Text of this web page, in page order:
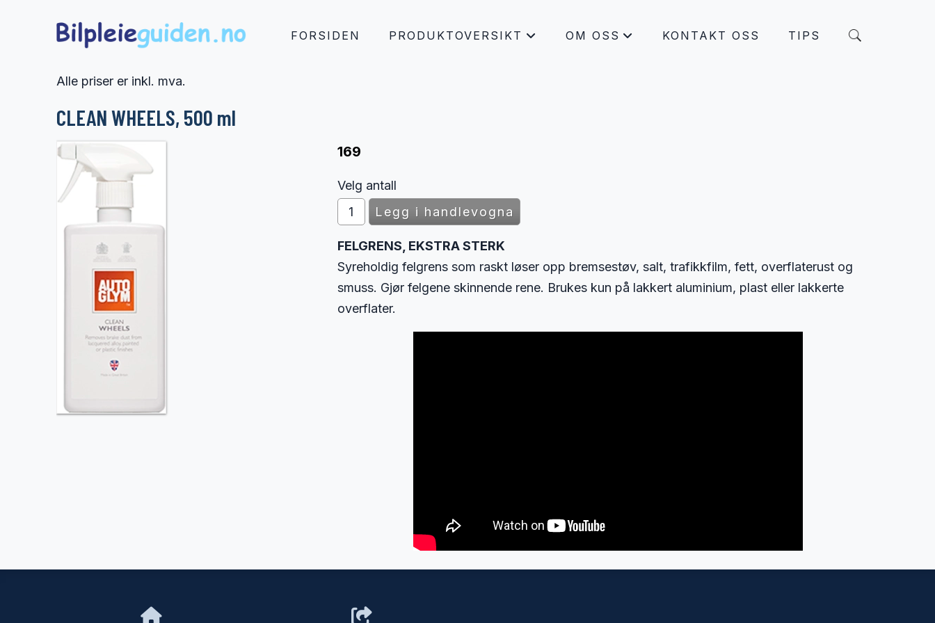
FORSIDEN PRODUKTOVERSIKT OM OSS KONTAKT OSS TIPS
Alle priser er inkl. mva.
CLEAN WHEELS, 500 ml
169
Velg antall
FELGRENS, EKSTRA STERK
Syreholdig felgrens som raskt løser opp bremsestøv, salt, trafikkfilm, fett, overflaterust og
smuss. Gjør felgene skinnende rene. Brukes kun på lakkert aluminium, plast eller lakkerte
overflater.